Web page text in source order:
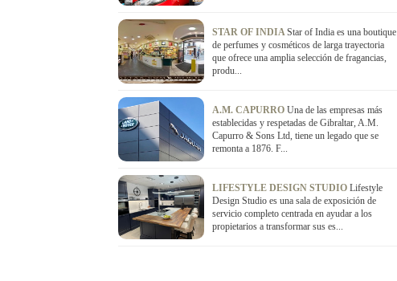
STAR OF INDIAStar of India es una boutique
de perfumes y cosméticos de larga trayectoria
que ofrece una amplia selección de fragancias,
produ...
A.M. CAPURRO Una de las empresas más
establecidas y respetadas de Gibraltar, A.M.
Capurro & Sons Ltd, tiene un legado que se
remonta a 1876. F...
LIFESTYLE DESIGN STUDIO Lifestyle
Design Studio es una sala de exposición de
servicio completo centrada en ayudar a los
propietarios a transformar sus es...